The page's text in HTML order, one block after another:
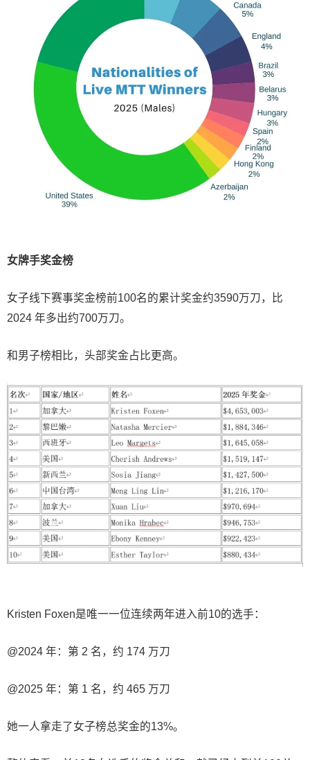
女牌手奖金榜
女子线下赛事奖金榜前100名的累计奖金约3590万刀，比
2024 年多出约700万刀。
和男子榜相比，头部奖金占比更高。
Kristen Foxen是唯一一位连续两年进入前10的选手：
@2024 年：第 2 名，约 174 万刀
@2025 年：第 1 名，约 465 万刀
她一人拿走了女子榜总奖金的13%。